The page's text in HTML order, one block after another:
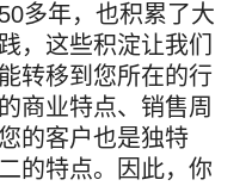
多年，也积累了大
，这些积淀让我们
转移到您所在的行
商业特点、销售周
的客户也是独特
的特点。因此，你